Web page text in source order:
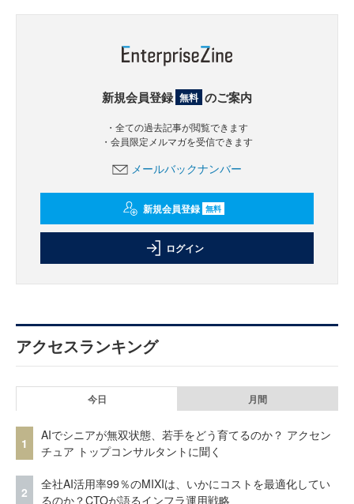
新規会員登録 無料 のご案内
・全ての過去記事が閲覧できます
・会員限定メルマガを受信できます
メールバックナンバー
新規会員登録 無料
ログイン
アクセスランキング
今日 月間
1
AIでシニアが無双状態、若手をどう育てるのか？ アクセン
チュア トップコンサルタントに聞く
2
全社AI活用率99％のMIXIは、いかにコストを最適化してい
るのか？CTOが語るインフラ運用戦略